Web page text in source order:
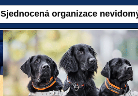
Sjednocená organizace